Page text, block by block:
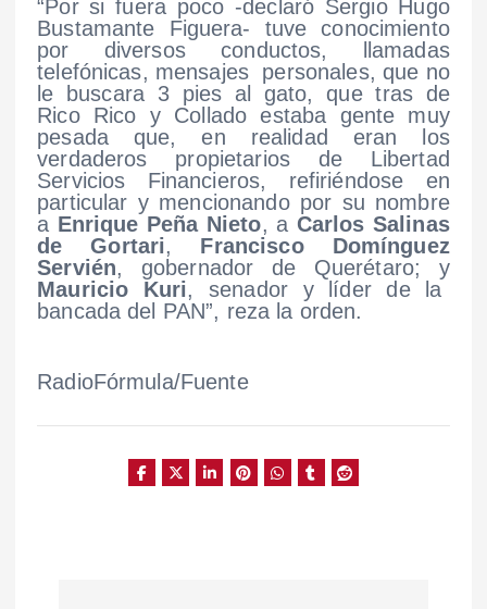
“Por si fuera poco -declaró Sergio Hugo
Bustamante Figuera- tuve conocimiento
por diversos conductos, llamadas
telefónicas, mensajes personales, que no
le buscara 3 pies al gato, que tras de
Rico Rico y Collado estaba gente muy
pesada que, en realidad eran los
verdaderos propietarios de Libertad
Servicios Financieros, refiriéndose en
particular y mencionando por su nombre
a Enrique Peña Nieto, a Carlos Salinas
de Gortari, Francisco Domínguez
Servién, gobernador de Querétaro; y
Mauricio Kuri, senador y líder de la
bancada del PAN”, reza la orden.
RadioFórmula/Fuente